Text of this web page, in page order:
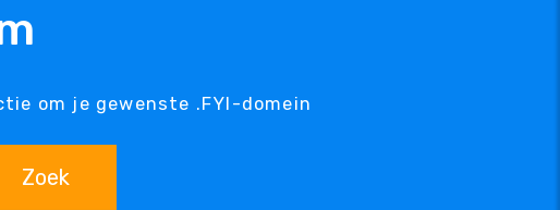
om je gewenste .FYI-domein
Zoek